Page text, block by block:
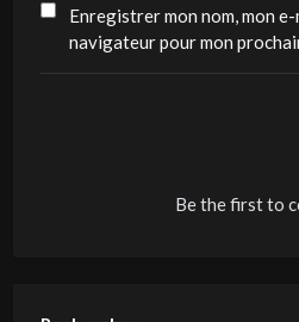
Enregistrer mon nom, mon
navigateur pour mon
Be the first to